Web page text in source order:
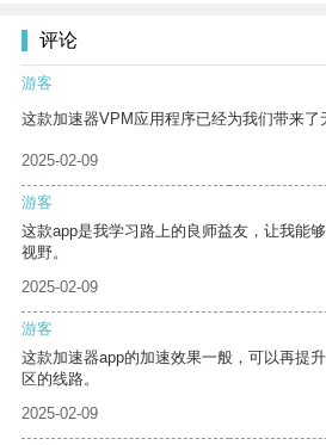
评论
游客
这款加速器VPM应用程序已经为我们带来了
2025-02-09
游客
这款app是我学习路上的良师益友，让我能
视野。
2025-02-09
游客
这款加速器app的加速效果一般，可以再提
区的线路。
2025-02-09